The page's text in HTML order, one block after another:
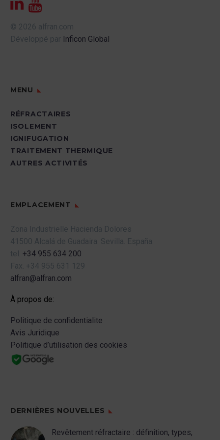
Vitesse d’application
une application rapide et efficace du béton
© 2026 alfran.com
Développé par
Inficon Global
MENU
RÉFRACTAIRES
ISOLEMENT
IGNIFUGATION
TRAITEMENT THERMIQUE
AUTRES ACTIVITÉS
EMPLACEMENT
Zona Industrielle Hacienda Dolores
41500 Alcalá de Guadaira. Sevilla.
España.
tel. +34 955 634 200
Fax. +34 955 631 129
alfran@alfran.com
À propos de:
Politique de confidentialite
Avis Juridique
Politique d’utilisation des cookies
DERNIÈRES NOUVELLES
Revêtement réfractaire : définition, types,